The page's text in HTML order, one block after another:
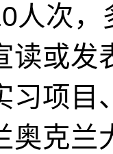
人次，
读或发
习项目
奥克兰